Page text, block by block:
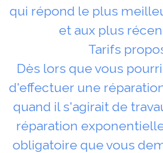
qui répond le plus
et aux plus
Tarifs
Dès lors que vous
d'effectuer une
quand il s'agirait de
réparation
obligatoire que vous